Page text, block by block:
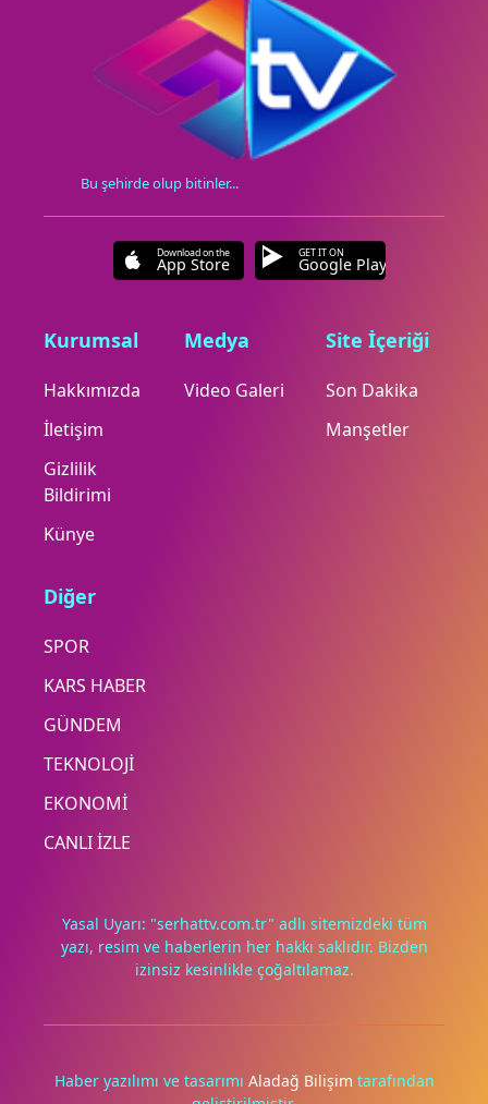
Deneyimini iyileştirmek ve içeriğimizi geliştirmek için çerezler
yalnızca onayınla.
Bu şehirde olup bitinler...
Download on the
App Store
GET IT ON
Google Play
Kurumsal
Hakkımızda
İletişim
Gizlilik
Bildirimi
Künye
Medya
Video Galeri
Site İçeriği
Son Dakika
Manşetler
Diğer
SPOR
KARS HABER
GÜNDEM
TEKNOLOJİ
EKONOMİ
CANLI İZLE
Yasal Uyarı: "serhattv.com.tr" adlı sitemizdeki tüm
yazı, resim ve haberlerin her hakkı saklıdır. Bizden
izinsiz kesinlikle çoğaltılamaz.
Haber yazılımı ve tasarımı Aladağ Bilişim tarafından